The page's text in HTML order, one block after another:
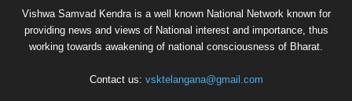
Vishwa Samvad Kendra is a well known National Network known for
providing news and views of National interest and importance, thus
working towards awakening of national consciousness of Bharat.
Contact us: vsktelangana@gmail.com